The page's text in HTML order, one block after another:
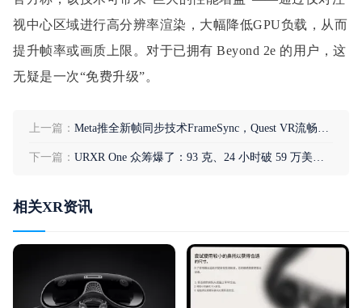
视中心区域进行高分辨率渲染，大幅降低GPU负载，从而
提升帧率或画质上限。对于已拥有 Beyond 2e 的用户，这
无疑是一次“免费升级”。
上一篇： Meta推全新帧同步技术FrameSync，Quest VR流畅度迎来关键升级
下一篇： URXR One 众筹爆了：93 克、24 小时破 59 万美元，轻薄 MR 眼镜的需求比想象中猛
相关XR资讯